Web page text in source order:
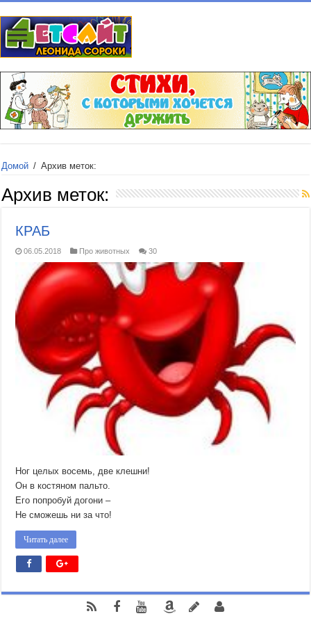
Домой / Архив меток:
Архив меток:
КРАБ
06.05.2018 Про животных 30
Ног целых восемь, две клешни!
Он в костяном пальто.
Его попробуй догони –
Не сможешь ни за что!
Читать далее